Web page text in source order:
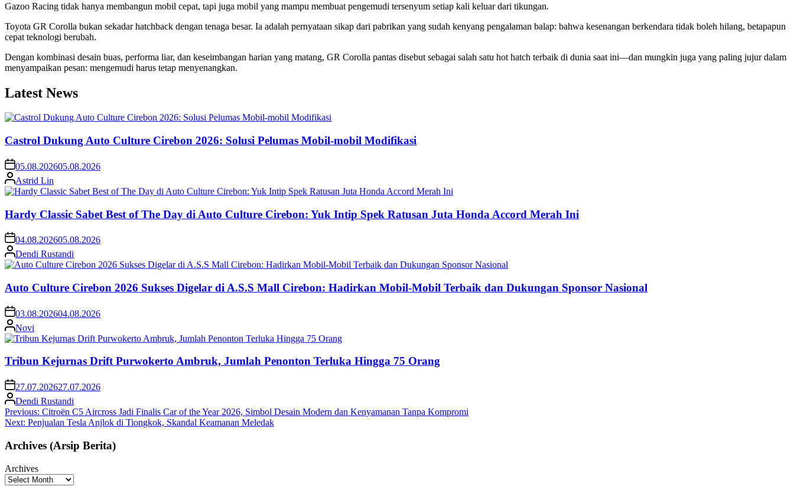
Gazoo Racing tidak hanya membangun mobil cepat, tapi juga mobil yang mampu membuat pengemudi tersenyum setiap kali keluar dari tikungan.
Toyota GR Corolla bukan sekadar hatchback dengan tenaga besar. Ia adalah pernyataan sikap dari pabrikan yang sudah kenyang pengalaman balap: bahwa kesenangan berkendara tidak boleh hilang, betapapun
cepat teknologi berubah.
Dengan kombinasi desain buas, performa liar, dan keseimbangan harian yang matang, GR Corolla pantas disebut sebagai salah satu hot hatch terbaik di dunia saat ini—dan mungkin juga yang paling jujur dalam
menyampaikan pesan: mengemudi harus tetap menyenangkan.
Latest News
Castrol Dukung Auto Culture Cirebon 2026: Solusi Pelumas Mobil-mobil Modifikasi
05.08.202605.08.2026
Astrid Lin
Hardy Classic Sabet Best of The Day di Auto Culture Cirebon: Yuk Intip Spek Ratusan Juta Honda Accord Merah Ini
04.08.202605.08.2026
Dendi Rustandi
Auto Culture Cirebon 2026 Sukses Digelar di A.S.S Mall Cirebon: Hadirkan Mobil-Mobil Terbaik dan Dukungan Sponsor Nasional
03.08.202604.08.2026
Novi
Tribun Kejurnas Drift Purwokerto Ambruk, Jumlah Penonton Terluka Hingga 75 Orang
27.07.202627.07.2026
Dendi Rustandi
Post
navigation
Previous: Citroën C5 Aircross Jadi Finalis Car of the Year 2026, Simbol Desain Modern dan Kenyamanan Tanpa Kompromi
Next: Penjualan Tesla Anjlok di Tiongkok, Skandal Keamanan Meledak
Archives (Arsip Berita)
Archives